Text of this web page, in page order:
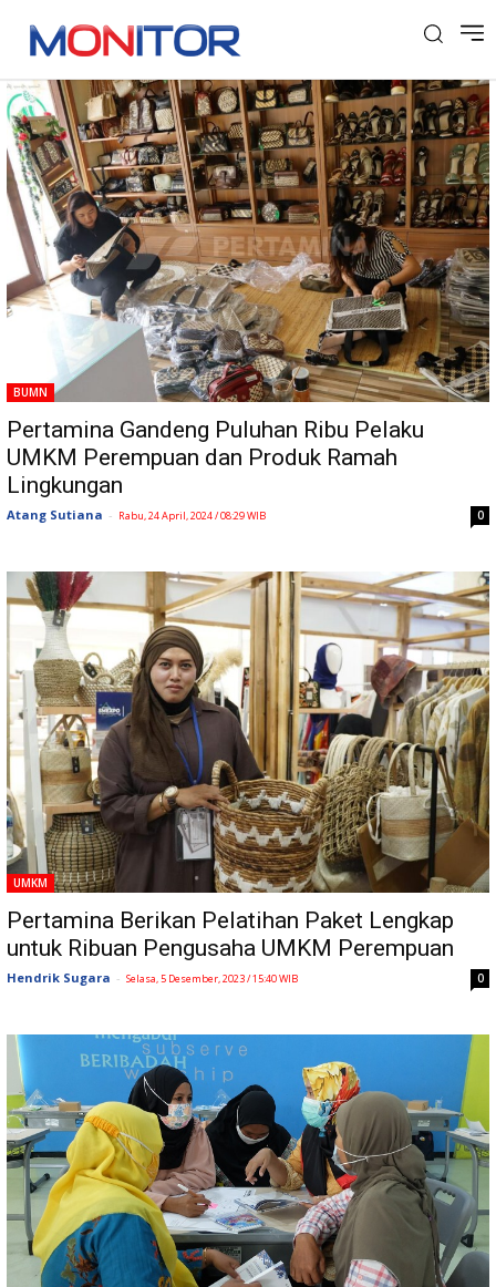
Tag: UMKM Perempuan
BUMN
Pertamina Gandeng Puluhan Ribu Pelaku
UMKM Perempuan dan Produk Ramah
Lingkungan
Atang Sutiana - Rabu, 24 April, 2024 / 08:29 WIB 0
UMKM
Pertamina Berikan Pelatihan Paket Lengkap
untuk Ribuan Pengusaha UMKM Perempuan
Hendrik Sugara - Selasa, 5 Desember, 2023 / 15:40 WIB 0